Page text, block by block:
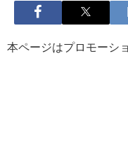
本ページはプロモーシ